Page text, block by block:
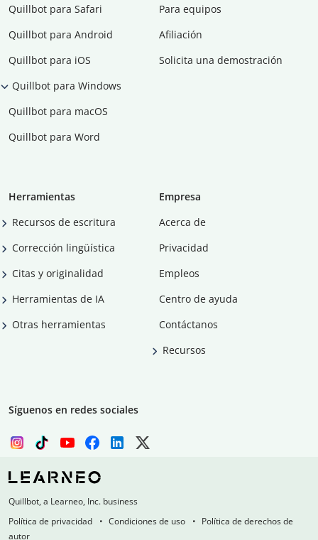
Quillbot para Safari
Quillbot para Android
Quillbot para iOS
Quillbot para Windows
Quillbot para macOS
Quillbot para Word
Para equipos
Afiliación
Solicita una demostración
Herramientas
Recursos de escritura
Corrección lingüística
Citas y originalidad
Herramientas de IA
Otras herramientas
Empresa
Acerca de
Privacidad
Empleos
Centro de ayuda
Contáctanos
Recursos
Síguenos en redes sociales
Quillbot, a Learneo, Inc. business
Política de privacidad
Condiciones de uso
Política de derechos de
autor